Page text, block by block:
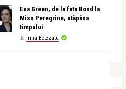
Eva Green, de la fata Bond la
Miss Peregrine, stăpâna
timpului
de Irina Botezatu